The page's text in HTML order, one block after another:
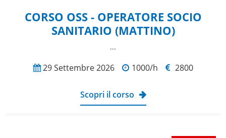
CORSO OSS - OPERATORE SOCIO
SANITARIO (MATTINO)
...
29 Settembre 2026 1000/h 2800
Scopri il corso